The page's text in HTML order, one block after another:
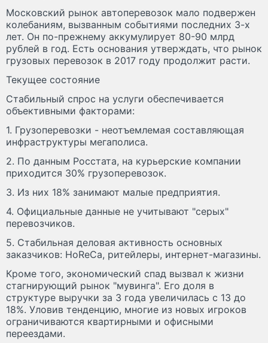
Московский рынок автоперевозок мало подвержен
колебаниям, вызванным событиями последних 3-х
лет. Он по-прежнему аккумулирует 80-90 млрд
рублей в год. Есть основания утверждать, что рынок
грузовых перевозок в 2017 году продолжит расти.
Текущее состояние
Стабильный спрос на услуги обеспечивается
объективными факторами:
1. Грузоперевозки - неотъемлемая составляющая
инфраструктуры мегаполиса.
2. По данным Росстата, на курьерские компании
приходится 30% грузоперевозок.
3. Из них 18% занимают малые предприятия.
4. Официальные данные не учитывают "серых"
перевозчиков.
5. Стабильная деловая активность основных
заказчиков: НоReCa, ритейлеры, интернет-магазины.
Кроме того, экономический спад вызвал к жизни
стагнирующий рынок "мувинга". Его доля в
структуре выручки за 3 года увеличилась с 13 до
18%. Уловив тенденцию, многие из новых игроков
ограничиваются квартирными и офисными
переездами.